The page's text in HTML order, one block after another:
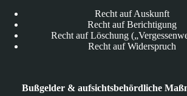
Recht auf Auskunft
Recht auf Berichtigung
Recht auf Löschung
Recht auf Widerspruch
Bußgelder & aufsichtsbehördliche